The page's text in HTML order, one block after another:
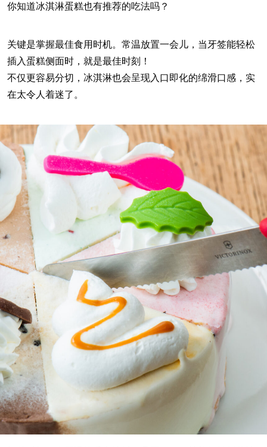
你知道冰淇淋蛋糕也有推荐的吃法吗？
关键是掌握最佳食用时机。常温放置一会儿，当牙签能轻松
插入蛋糕侧面时，就是最佳时刻！
不仅更容易分切，冰淇淋也会呈现入口即化的绵滑口感，实
在太令人着迷了。